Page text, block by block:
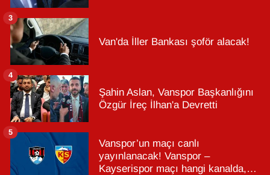
Van'da İller Bankası şoför alacak!
3
Şahin Aslan, Vanspor Başkanlığını
Özgür İreç İlhan'a Devretti
4
Vanspor’un maçı canlı
yayınlanacak! Vanspor –
Kayserispor maçı hangi kanalda,
5